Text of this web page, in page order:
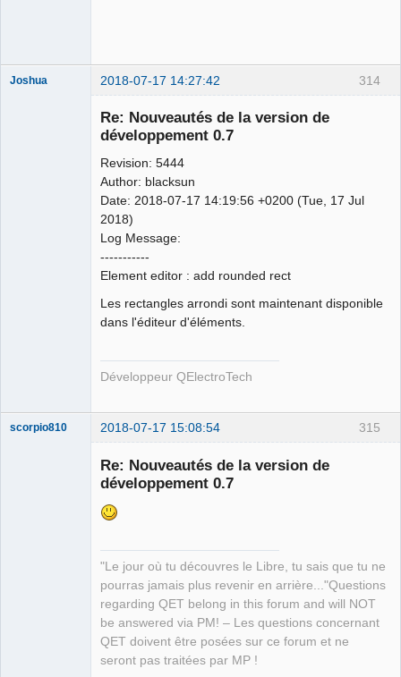
314
Joshua 2018-07-17 14:27:42
Re: Nouveautés de la version de
développement 0.7
Revision: 5444
Author: blacksun
Date: 2018-07-17 14:19:56 +0200 (Tue, 17 Jul
2018)
Log Message:
-----------
Element editor : add rounded rect
Les rectangles arrondi sont maintenant disponible
dans l'éditeur d'éléments.
Développeur QElectroTech
315
scorpio810 2018-07-17 15:08:54
Re: Nouveautés de la version de
développement 0.7
"Le jour où tu découvres le Libre, tu sais que tu ne
pourras jamais plus revenir en arrière..."Questions
regarding QET belong in this forum and will NOT
be answered via PM! – Les questions concernant
QET doivent être posées sur ce forum et ne
seront pas traitées par MP !